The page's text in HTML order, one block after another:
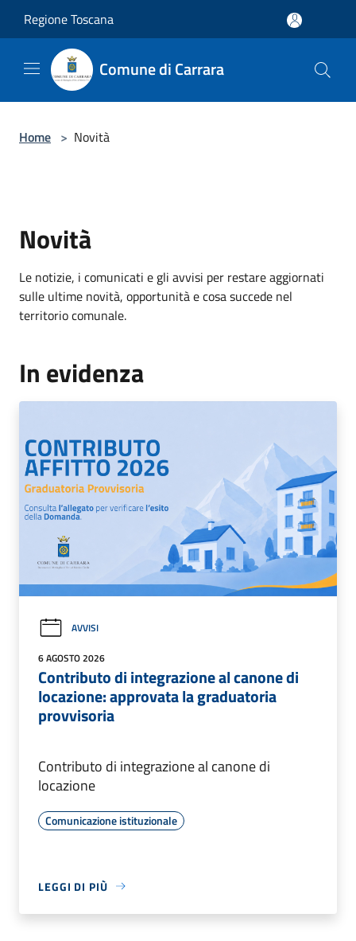
Regione Toscana
Comune di Carrara
Home > Novità
Novità
Le notizie, i comunicati e gli avvisi per restare aggiornati
sulle ultime novità, opportunità e cosa succede nel
territorio comunale.
In evidenza
AVVISI
6 AGOSTO 2026
Contributo di integrazione al canone di
locazione: approvata la graduatoria
provvisoria
Contributo di integrazione al canone di
locazione
Comunicazione istituzionale
LEGGI DI PIÙ